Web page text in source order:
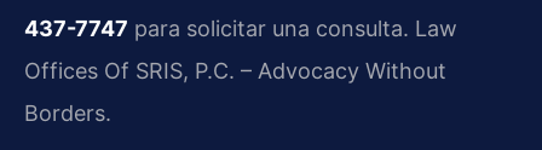
437-7747 para solicitar una consulta. Law
Offices Of SRIS, P.C. – Advocacy Without
Borders.